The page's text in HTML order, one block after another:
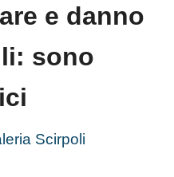
e danno
sono
Scirpoli